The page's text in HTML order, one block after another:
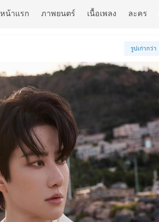
หน้าแรก ภาพยนตร์ เนื้อเพลง ละคร
รูปเก่ากว่า